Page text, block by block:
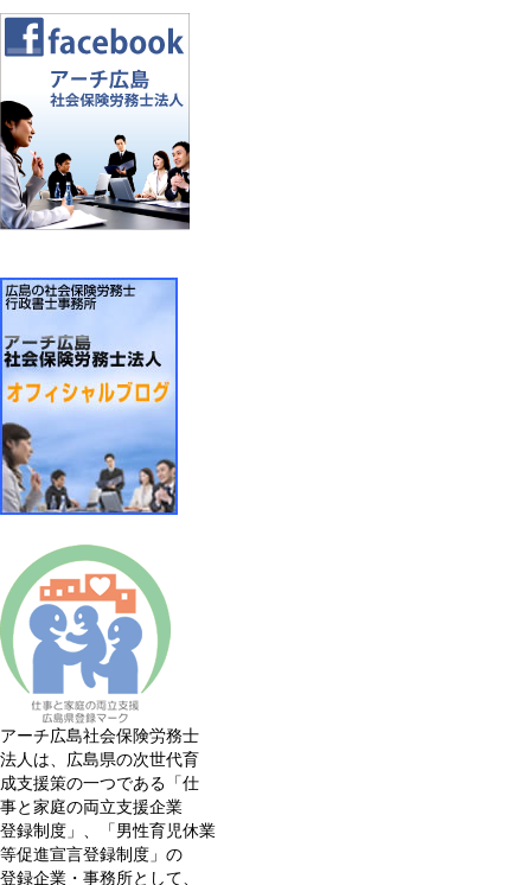
アーチ広島社会保険労務士
法人は、広島県の次世代育
成支援策の一つである「仕
事と家庭の両立支援企業
登録制度」、「男性育児休業
等促進宣言登録制度」の
登録企業・事務所として、